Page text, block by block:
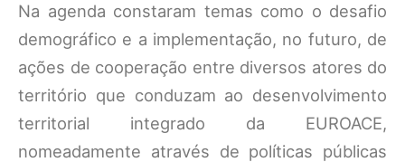
Na agenda constaram temas como o desafio
demográfico e a implementação, no futuro, de
ações de cooperação entre diversos atores do
território que conduzam ao desenvolvimento
territorial integrado da EUROACE,
nomeadamente através de políticas públicas